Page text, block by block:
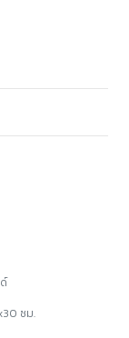
ซม.